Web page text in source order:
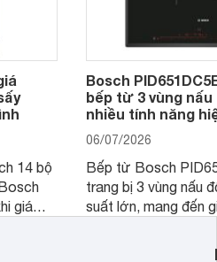
14 bộ
giá
tỷ lệ
Bosch
bếp từ 3 vùng
nhiều tính năng
06/07/2026
Bếp từ Bosch
trang bị 3 vùng nấu
suất lớn, mang đến